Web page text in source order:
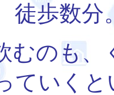
徒歩数分
のも、
ていく